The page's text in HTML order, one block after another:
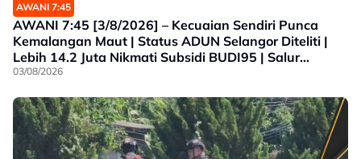
AWANI 7:45
AWANI 7:45 [3/8/2026] – Kecuaian Sendiri Punca
Kemalangan Maut | Status ADUN Selangor Diteliti |
Lebih 14.2 Juta Nikmati Subsidi BUDI95 | Salur
Penjimatan Operasi
03/08/2026